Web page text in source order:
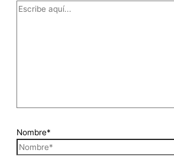
Nombre*